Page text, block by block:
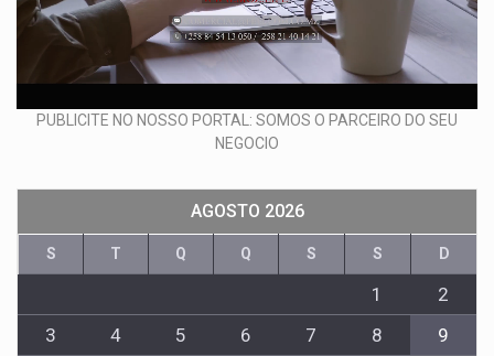
PUBLICITE NO NOSSO PORTAL: SOMOS O PARCEIRO DO SEU
NEGOCIO
AGOSTO 2026
S T Q Q S S D
1
2
3
4 5 6 7 8
9